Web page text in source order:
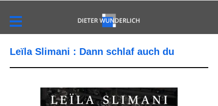
Leïla Slimani : Dann schlaf auch du